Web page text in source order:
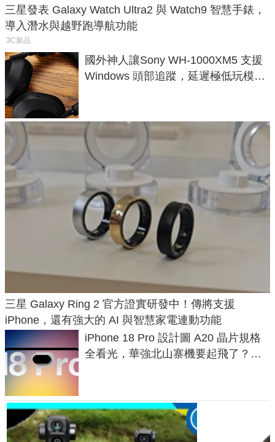
三星發表 Galaxy Watch Ultra2 與 Watch9 智慧手錶，
導入潛水與越野跑導航功能
3C新品
國外神人讓Sony WH-1000XM5 支援
Windows 頭部追蹤，延遲極低玩模擬
三星 Galaxy Ring 2 官方證實研發中！傳將支援
iPhone，還有強大的 AI 與智慧家電連動功能
iPhone 18 Pro 設計圖 A20 晶片規格
全看光，華強北山寨機要起飛了？專